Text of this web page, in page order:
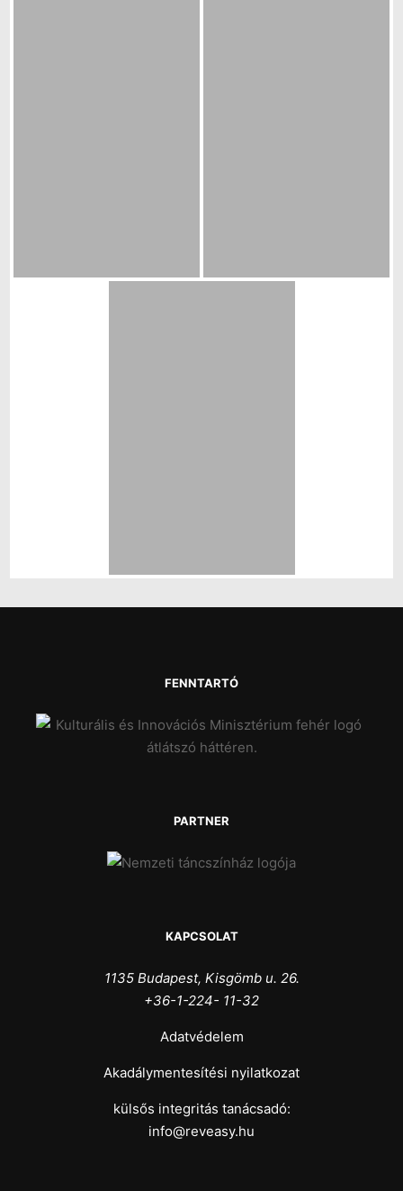
FENNTARTÓ
PARTNER
KAPCSOLAT
1135 Budapest, Kisgömb u. 26.
+36-1-224- 11-32
Adatvédelem
Akadálymentesítési nyilatkozat
külsős integritás tanácsadó:
info@reveasy.hu